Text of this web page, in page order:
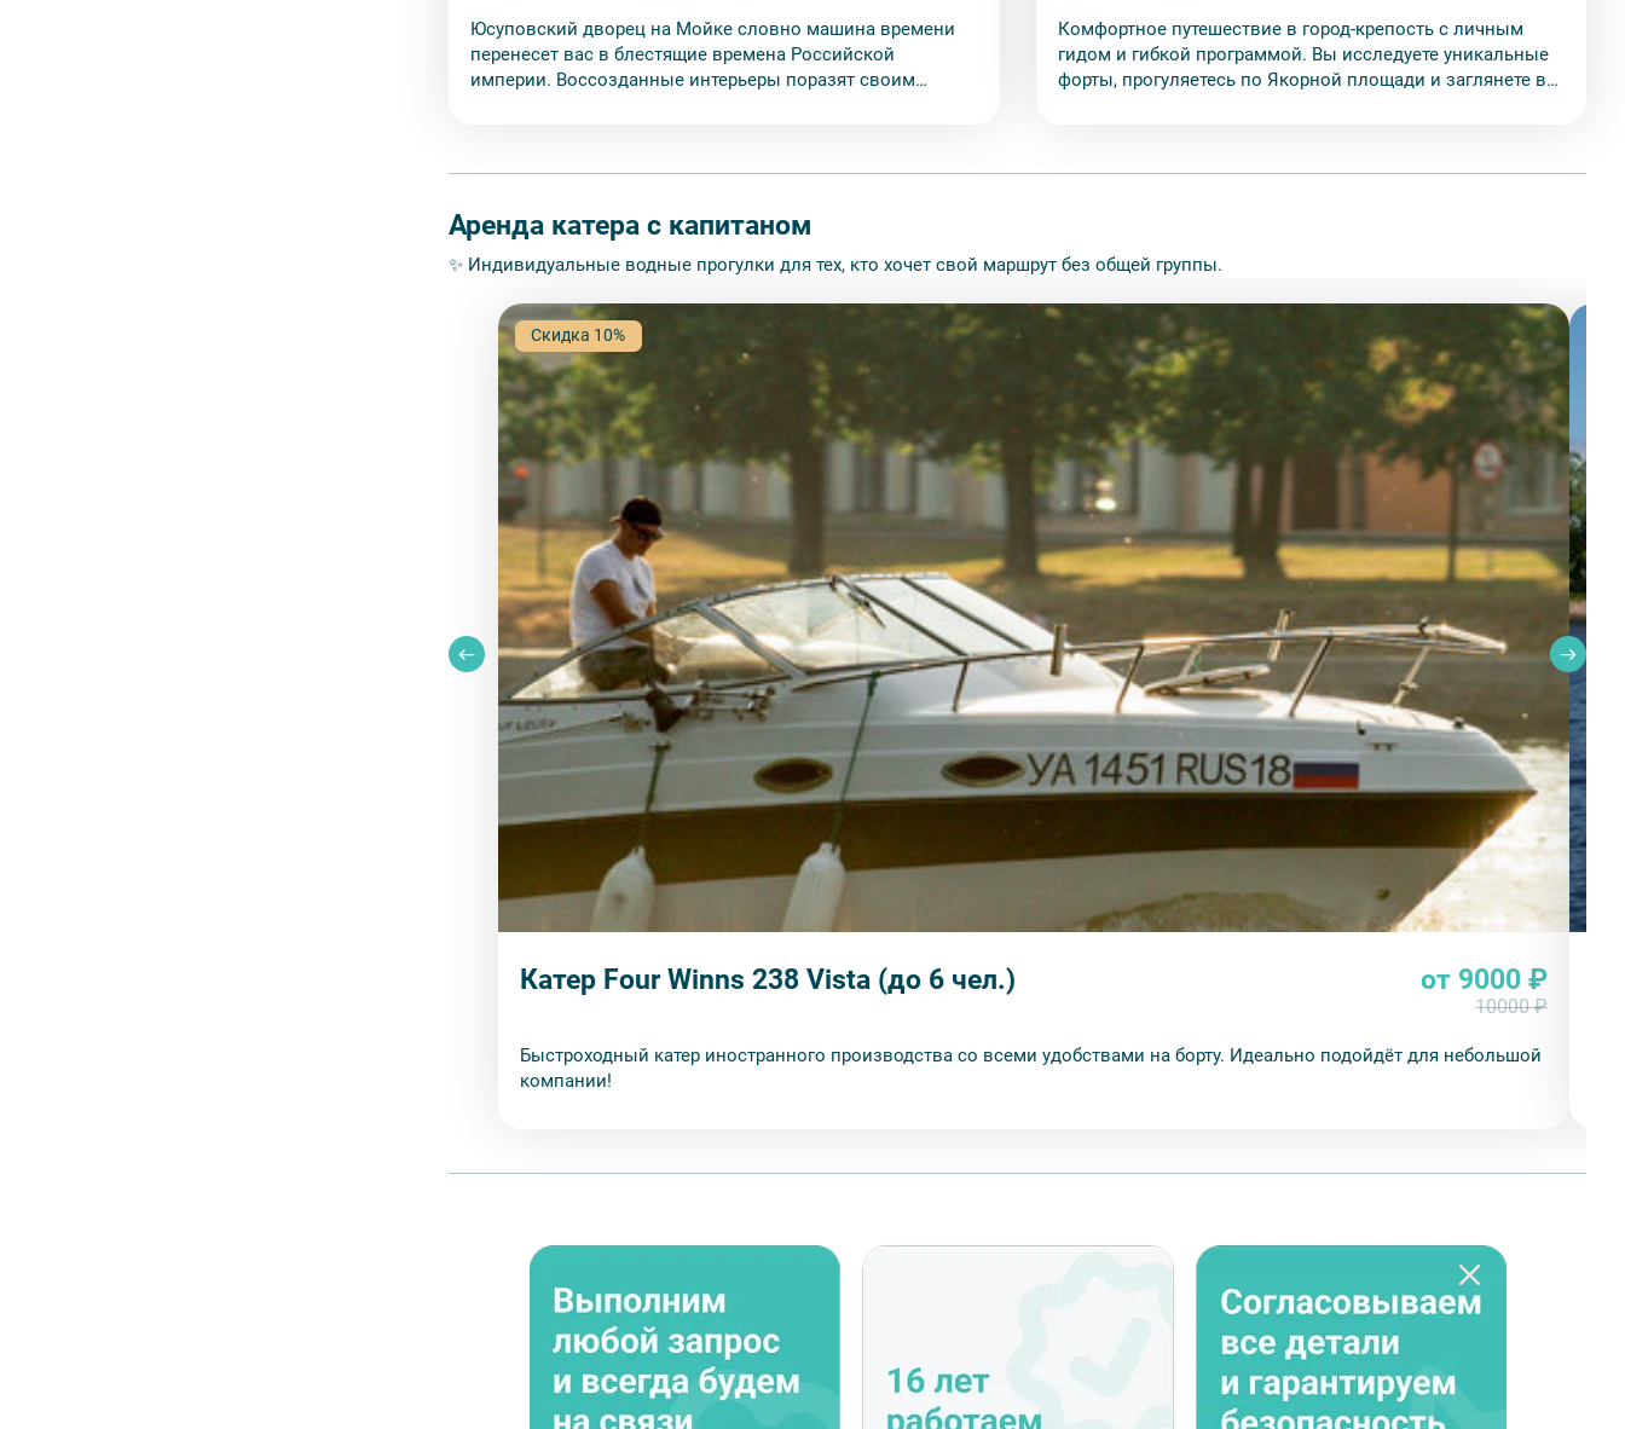
Юсуповский дворец на Мойке словно машина времени
перенесет вас в блестящие времена Российской
империи. Воссозданные интерьеры поразят своим
Комфортное путешествие в город-крепость с личным
гидом и гибкой программой. Вы исследуете уникальные
форты, прогуляетесь по Якорной площади и заглянете в
Аренда катера с капитаном
✨ Индивидуальные водные прогулки для тех, кто хочет свой маршрут без общей группы.
Скидка 10%
Катер Four Winns 238 Vista (до 6 чел.) от 9000 ₽
10000 ₽
Быстроходный катер иностранного производства со всеми удобствами на борту. Идеально подойдёт для небольшой
компании!